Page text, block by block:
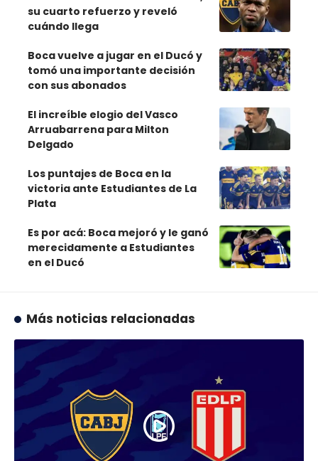
su cuarto refuerzo y reveló
cuándo llega
Boca vuelve a jugar en el Ducó y
tomó una importante decisión
con sus abonados
El increíble elogio del Vasco
Arruabarrena para Milton
Delgado
Los puntajes de Boca en la
victoria ante Estudiantes de La
Plata
Es por acá: Boca mejoró y le ganó
merecidamente a Estudiantes
en el Ducó
Más noticias relacionadas